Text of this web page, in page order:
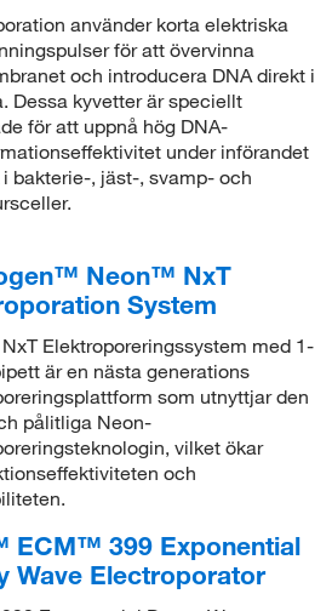
använder korta elektriska
för att övervinna
och introducera DNA direkt i
Dessa kyvetter är speciellt
för att uppnå hög DNA-
under införandet
i bakterie-, jäst-, svamp- och
Neon™ NxT
System
Elektroporeringssystem med 1-
är en nästa generations
som utnyttjar den
pålitliga Neon-
vilket ökar
och
ECM™ 399 Exponential
Wave Electroporator